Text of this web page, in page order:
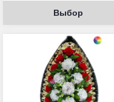
Выбор